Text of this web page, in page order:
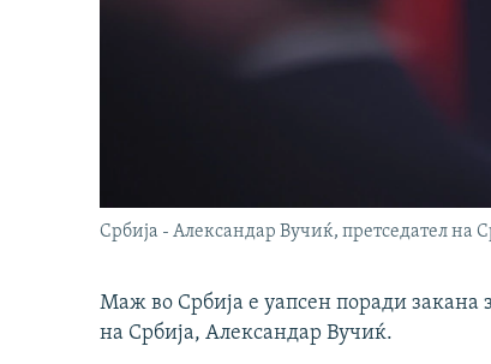
Србија - Александар Вучиќ, претседател на
Маж во Србија е уапсен поради закана
на Србија, Александар Вучиќ.